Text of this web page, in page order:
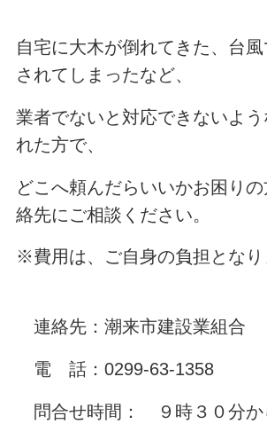
自宅に大木が倒れてきた、台
されてしまったなど、
業者でないと対応できないよ
れた方で、
どこへ頼んだらいいかお困り
絡先にご相談ください。
※費用は、ご自身の負担となり
連絡先：潮来市建設業組合
電 話：0299-63-1358
問合せ時間： ９時３０分か